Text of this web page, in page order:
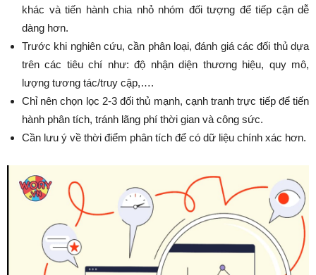
khác và tiến hành chia nhỏ nhóm đối tượng để tiếp cận dễ
dàng hơn.
Trước khi nghiên cứu, cần phân loại, đánh giá các đối thủ dựa
trên các tiêu chí như: độ nhận diện thương hiệu, quy mô,
lượng tương tác/truy cập,….
Chỉ nên chọn lọc 2-3 đối thủ mạnh, cạnh tranh trực tiếp để tiến
hành phân tích, tránh lãng phí thời gian và công sức.
Cần lưu ý về thời điểm phân tích để có dữ liệu chính xác hơn.